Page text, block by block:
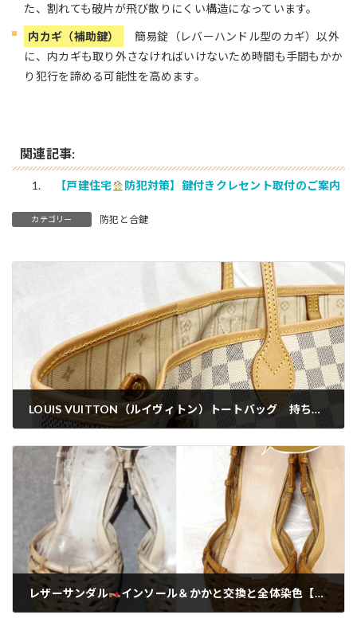
た、割れても破片が飛び散りにくい構造になっています。
内カギ（補助鍵）
簡易錠（レバーハンドル型のカギ）以外
に、内カギも取り外さなければいけないため時間も手間もかか
り犯行を諦める可能性を高めます。
関連記事:
【戸建住宅 防犯対策】鍵付きクレセント取付のご案内
カテゴリー 防犯と合鍵
LOUIS VUITTON（ルイヴィトン）トートバッグ 持ち手＆フチの作製交換【郵送・配送修理】
レザーサンダル インソール＆かかと交換と全体染色【郵送・配送修理】